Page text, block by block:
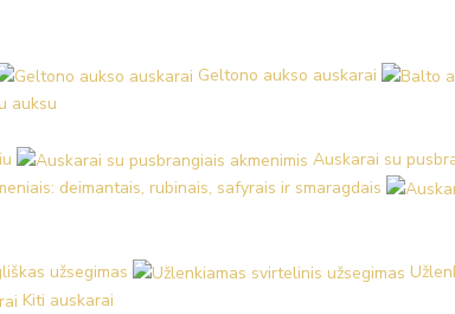
Geltono aukso auskarai
auksu
Auskarai su
deimantais, rubinais, safyrais ir smaragdais
užsegimas
Kiti auskarai